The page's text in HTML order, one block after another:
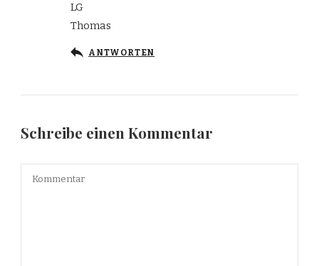
LG
Thomas
ANTWORTEN
Schreibe einen Kommentar